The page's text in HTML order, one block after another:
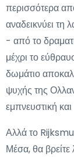
περισσότερα
αναδεικνύει
- από το
μέχρι το
δωμάτιο
ψυχής της
εμπνευστική
Αλλά το
Μέσα, θα